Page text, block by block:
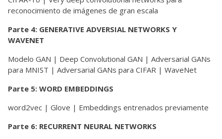
reconocimiento de imágenes de gran escala
Parte 4: GENERATIVE ADVERSIAL NETWORKS Y
WAVENET
Modelo GAN | Deep Convolutional GAN | Adversarial GANs
para MNIST | Adversarial GANs para CIFAR | WaveNet
Parte 5: WORD EMBEDDINGS
word2vec | Glove | Embeddings entrenados previamente
Parte 6: RECURRENT NEURAL NETWORKS